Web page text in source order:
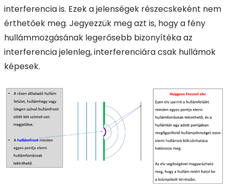
interferencia is. Ezek a jelenségek részecskeként nem
érthetőek meg. Jegyezzük meg azt is, hogy a fény
hullámmozgásának legerősebb bizonyítéka az
interferencia jelenleg, interferenciára csak hullámok
képesek.